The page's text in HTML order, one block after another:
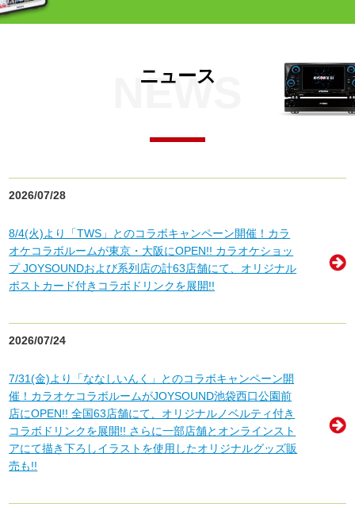
NEWS
ニュース
2026/07/28
8/4(火)より「TWS」とのコラボキャンペーン開催！カラ
オケコラボルームが東京・大阪にOPEN!! カラオケショッ
プ JOYSOUNDおよび系列店の計63店舗にて、オリジナル
ポストカード付きコラボドリンクを展開!!
2026/07/24
7/31(金)より「ななしいんく」とのコラボキャンペーン開
催！カラオケコラボルームがJOYSOUND池袋西口公園前
店にOPEN!! 全国63店舗にて、オリジナルノベルティ付き
コラボドリンクを展開!! さらに一部店舗とオンラインスト
アにて描き下ろしイラストを使用したオリジナルグッズ販
売も!!